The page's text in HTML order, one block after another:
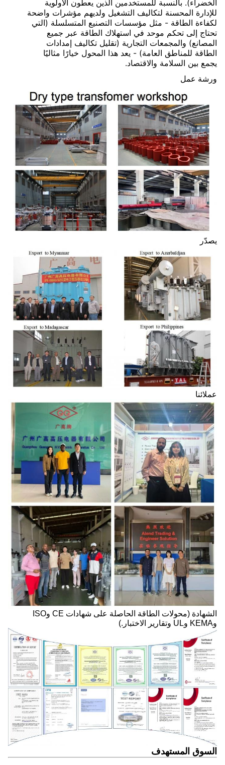
الخضراء). بالنسبة للمستخدمين الذين يعطون الأولوية
للإدارة المحسنة لتكاليف التشغيل ولديهم مؤشرات واضحة
لكفاءة الطاقة - مثل مؤسسات التصنيع المتسلسلة (التي
تحتاج إلى تحكم موحد في استهلاك الطاقة عبر جميع
المصانع) والمجمعات التجارية (تقليل تكاليف إمدادات
الطاقة للمناطق العامة) - يعد هذا المحول خيارًا مثاليًا
يجمع بين السلامة والاقتصاد.
ورشة عمل
يصدّر
عملائنا
الشهادة (محولات الطاقة الحاصلة على شهادات CE وISO
وKEMA وUL وتقارير الاختبار.)
السوق المستهدف